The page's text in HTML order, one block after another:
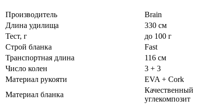
Производитель
Brain
Длина удилища
330 см
Тест, г
до 100 г
Строй бланка
Fast
Транспортная длина
116 см
Число колен
3 + 3
Материал рукояти
EVA + Cork
Материал бланка
Качественный
углекомпозит